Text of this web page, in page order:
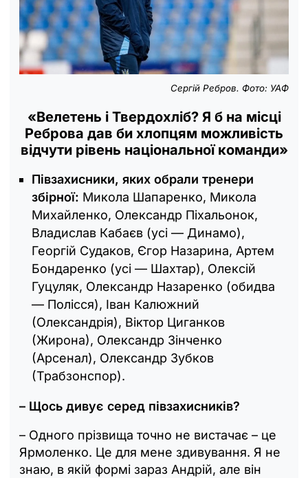
Сергій Ребров. Фото: УАФ
«Велетень і Твердохліб? Я б на місці
Реброва дав би хлопцям можливість
відчути рівень національної команди»
Півзахисники, яких обрали тренери
збірної: Микола Шапаренко, Микола
Михайленко, Олександр Піхальонок,
Владислав Кабаєв (усі — Динамо),
Георгій Судаков, Єгор Назарина, Артем
Бондаренко (усі — Шахтар), Олексій
Гуцуляк, Олександр Назаренко (обидва
— Полісся), Іван Калюжний
(Олександрія), Віктор Циганков
(Жирона), Олександр Зінченко
(Арсенал), Олександр Зубков
(Трабзонспор).
– Щось дивує серед півзахисників?
– Одного прізвища точно не вистачає – це
Ярмоленко. Це для мене здивування. Я не
знаю, в якій формі зараз Андрій, але він